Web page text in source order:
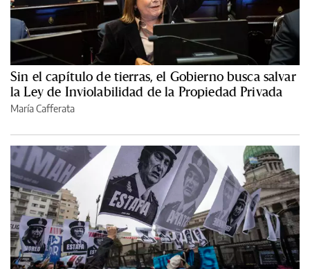
Sin el capítulo de tierras, el Gobierno busca salvar
la Ley de Inviolabilidad de la Propiedad Privada
María Cafferata